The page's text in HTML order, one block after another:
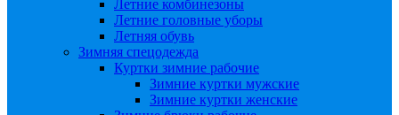
Летние комбинезоны
Летние головные уборы
Летняя обувь
Зимняя спецодежда
Куртки зимние рабочие
Зимние куртки мужские
Зимние куртки женские